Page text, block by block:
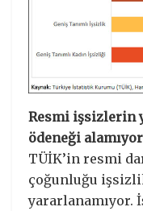
Resmi işsizlerin
ödeneği
TÜİK’in resmi
çoğunluğu
yararlanamıyor.